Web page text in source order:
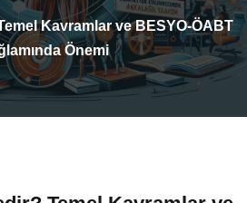
Kavramlar ve BESYO-ÖABT
Önemi